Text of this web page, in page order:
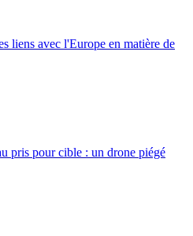
liens avec l'Europe en matière de
pris pour cible : un drone piégé